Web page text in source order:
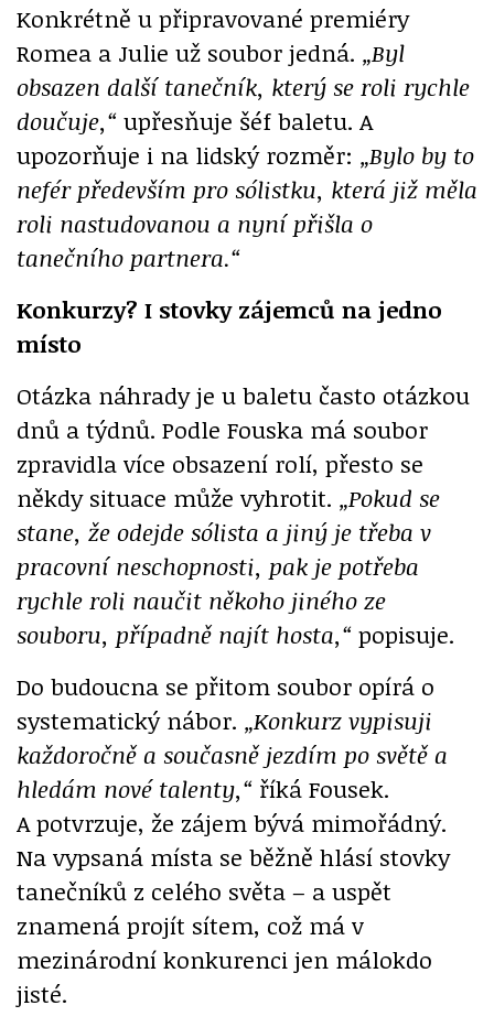
Konkrétně u připravované premiéry
Romea a Julie už soubor jedná. „Byl
obsazen další tanečník, který se roli rychle
doučuje,“ upřesňuje šéf baletu. A
upozorňuje i na lidský rozměr: „Bylo by to
nefér především pro sólistku, která již měla
roli nastudovanou a nyní přišla o
tanečního partnera.“
Konkurzy? I stovky zájemců na jedno
místo
Otázka náhrady je u baletu často otázkou
dnů a týdnů. Podle Fouska má soubor
zpravidla více obsazení rolí, přesto se
někdy situace může vyhrotit. „Pokud se
stane, že odejde sólista a jiný je třeba v
pracovní neschopnosti, pak je potřeba
rychle roli naučit někoho jiného ze
souboru, případně najít hosta,“ popisuje.
Do budoucna se přitom soubor opírá o
systematický nábor. „Konkurz vypisuji
každoročně a současně jezdím po světě a
hledám nové talenty,“ říká Fousek.
A potvrzuje, že zájem bývá mimořádný.
Na vypsaná místa se běžně hlásí stovky
tanečníků z celého světa – a uspět
znamená projít sítem, což má v
mezinárodní konkurenci jen málokdo
jisté.